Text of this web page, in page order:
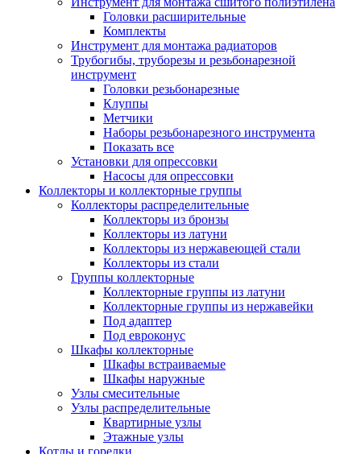
Головки расширительные
Комплекты
Инструмент для монтажа радиаторов
Трубогибы, труборезы и резьбонарезной
инструмент
Головки резьбонарезные
Клуппы
Метчики
Наборы резьбонарезного инструмента
Показать все
Установки для опрессовки
Насосы для опрессовки
Коллекторы и коллекторные группы
Коллекторы распределительные
Коллекторы из бронзы
Коллекторы из латуни
Коллекторы из нержавеющей стали
Коллекторы из стали
Группы коллекторные
Коллекторные группы из латуни
Коллекторные группы из нержавейки
Под адаптер
Под евроконус
Шкафы коллекторные
Шкафы встраиваемые
Шкафы наружные
Узлы смесительные
Узлы распределительные
Квартирные узлы
Этажные узлы
Котлы и горелки